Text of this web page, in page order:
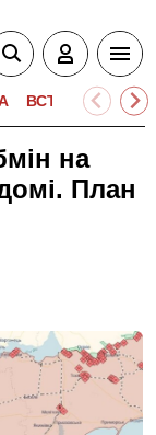
ВСТУПНА
на
План